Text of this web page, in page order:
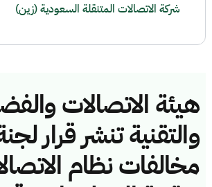
هيئة الاتصالات
والتقنية تنشر قرار
مخالفات نظام
شركة الاتصالات المتنقلة السعودية (زين)